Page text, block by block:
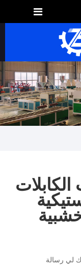
الكابلات
لي رسالة